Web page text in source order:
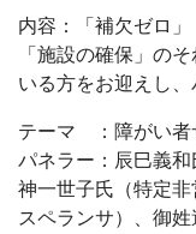
内容：「補欠ゼロ」
「施設の確保」の
いる方をお迎えし、
テーマ ：障がい者
パネラー：辰巳義和
神一世子氏（特定
スペランサ）、御